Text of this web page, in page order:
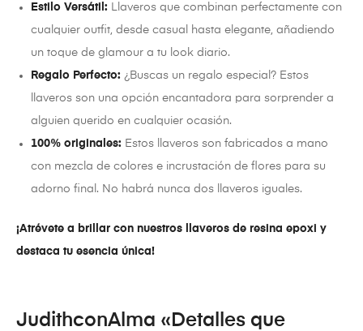
Estilo Versátil: Llaveros que combinan perfectamente con
cualquier outfit, desde casual hasta elegante, añadiendo
un toque de glamour a tu look diario.
Regalo Perfecto: ¿Buscas un regalo especial? Estos
llaveros son una opción encantadora para sorprender a
alguien querido en cualquier ocasión.
100% originales: Estos llaveros son fabricados a mano
con mezcla de colores e incrustación de flores para su
adorno final. No habrá nunca dos llaveros iguales.
¡Atrévete a brillar con nuestros llaveros de resina epoxi y
destaca tu esencia única!
JudithconAlma «Detalles que